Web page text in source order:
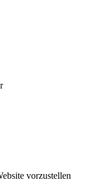
vorzustellen